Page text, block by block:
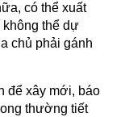
có thể xuất
không thể dự
chủ phải gánh
để xây mới, báo
thường tiết